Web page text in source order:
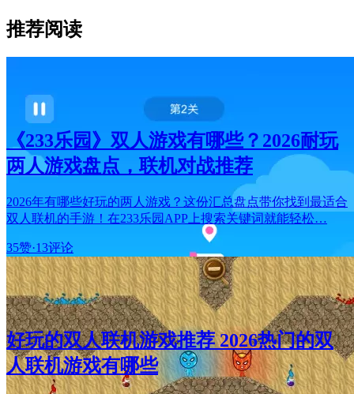
推荐阅读
《233乐园》双人游戏有哪些？2026耐玩
两人游戏盘点，联机对战推荐
2026年有哪些好玩的两人游戏？这份汇总盘点带你找到最适合
双人联机的手游！在233乐园APP上搜索关键词就能轻松…
35赞·13评论
好玩的双人联机游戏推荐 2026热门的双
人联机游戏有哪些